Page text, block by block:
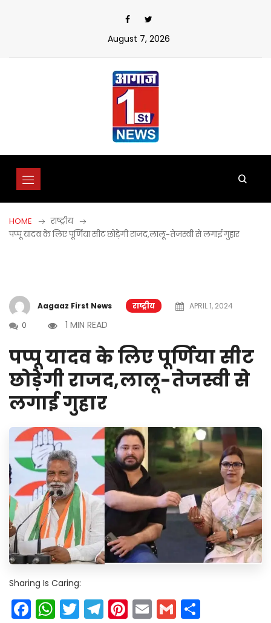
August 7, 2026
HOME
राष्ट्रीय
पप्पू यादव के लिए पूर्णिया सीट छोड़ेगी राजद,लालू-तेजस्वी से लगाई गुहार
Aagaaz First News राष्ट्रीय
APRIL 1, 2024
0
1 MIN READ
पप्पू यादव के लिए पूर्णिया सीट
छोड़ेगी राजद,लालू-तेजस्वी से
लगाई गुहार
Sharing Is Caring:
Facebook
WhatsApp
Twitter
Telegram
Pinterest
EmailGmail